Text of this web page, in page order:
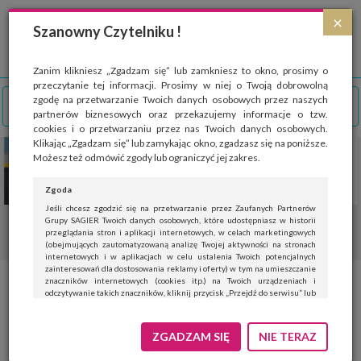
×
Szanowny Czytelniku !
Zanim klikniesz „Zgadzam się” lub zamkniesz to okno, prosimy o
przeczytanie tej informacji. Prosimy w niej o Twoją dobrowolną
zgodę na przetwarzanie Twoich danych osobowych przez naszych
partnerów biznesowych oraz przekazujemy informacje o tzw.
cookies i o przetwarzaniu przez nas Twoich danych osobowych.
Klikając „Zgadzam się” lub zamykając okno, zgadzasz się na poniższe.
Możesz też odmówić zgody lub ograniczyć jej zakres.
Zgoda
Jeśli chcesz zgodzić się na przetwarzanie przez Zaufanych Partnerów
Grupy SAGIER Twoich danych osobowych, które udostępniasz w historii
przeglądania stron i aplikacji internetowych, w celach marketingowych
(obejmujących zautomatyzowaną analizę Twojej aktywności na stronach
internetowych i w aplikacjach w celu ustalenia Twoich potencjalnych
zainteresowań dla dostosowania reklamy i oferty) w tym na umieszczanie
znaczników internetowych (cookies itp.) na Twoich urządzeniach i
odczytywanie takich znaczników, kliknij przycisk „Przejdź do serwisu” lub
Jeśli nie chcesz wyrazić zgody, kliknij „Nie teraz”.
Wyrażenie zgody jest dobrowolne. Możesz edytować zakres zgody, w tym
ZGADZAM SIĘ NIE TERAZ
Strona wykorzystuje pliki cookies, które służą głównie do celów statystycznych.
Wyrażając zgodę na używanie 'cookies', zezwalasz na zapisanie ich w pamięci
przeglądarki. Przejdź do
polityki cookies
Zupełnie nowa Mazda6e – Jinba
Ittai w epoce elektrycznej